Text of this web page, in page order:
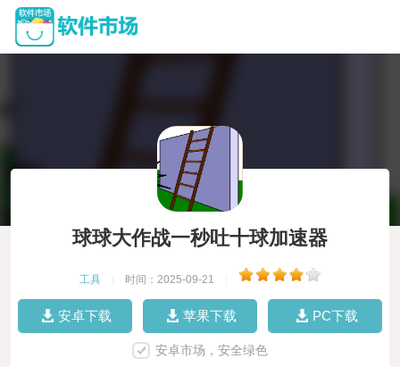
球球大作战一秒吐十球加速器
工具 时间：2025-09-21
安卓下载 苹果下载 PC下载
安卓市场，安全绿色